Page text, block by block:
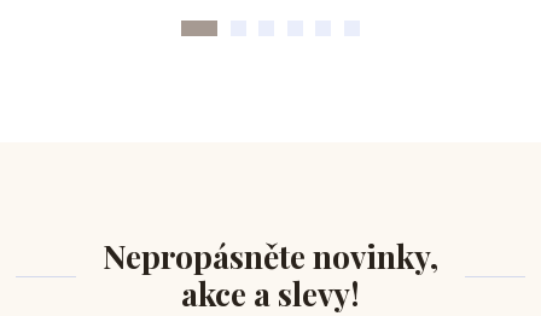
Nepropásněte novinky,
akce a slevy!